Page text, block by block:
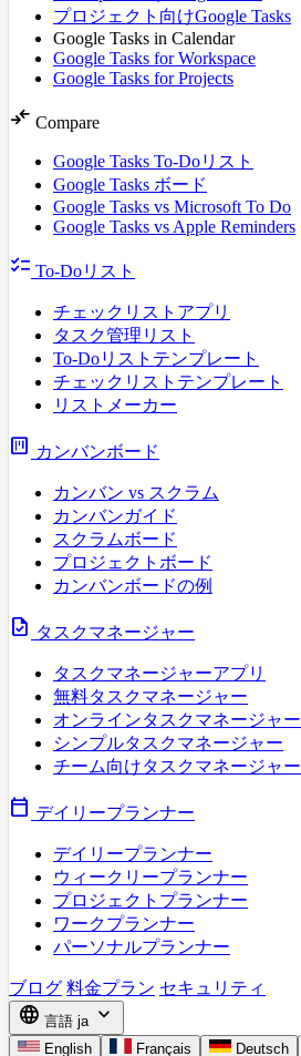
プロジェクト向けGoogle Tasks
Google Tasks in Calendar
Google Tasks for Workspace
Google Tasks for Projects
compare_arrows Compare
Google Tasks To-Doリスト
Google Tasks ボード
Google Tasks vs Microsoft To Do
Google Tasks vs Apple Reminders
checklist To-Doリスト
チェックリストアプリ
タスク管理リスト
To-Doリストテンプレート
チェックリストテンプレート
リストメーカー
view_kanban カンバンボード
カンバン vs スクラム
カンバンガイド
スクラムボード
プロジェクトボード
カンバンボードの例
task タスクマネージャー
タスクマネージャーアプリ
無料タスクマネージャー
オンラインタスクマネージャー
シンプルタスクマネージャー
チーム向けタスクマネージャー
calendar_today デイリープランナー
デイリープランナー
ウィークリープランナー
プロジェクトプランナー
ワークプランナー
パーソナルプランナー
ブログ 料金プラン セキュリティ
language 言語 ja expand_more
English Français Deutsch